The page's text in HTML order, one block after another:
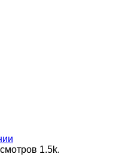
1.5k.